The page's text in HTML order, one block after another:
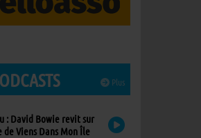
Plus
: David Bowie revit sur
de Viens Dans Mon Île